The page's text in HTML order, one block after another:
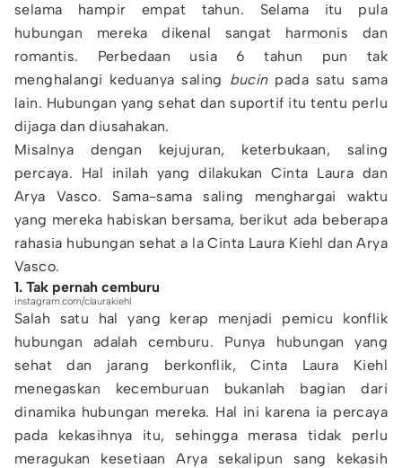
selama hampir empat tahun. Selama itu pula
hubungan mereka dikenal sangat harmonis dan
romantis. Perbedaan usia 6 tahun pun tak
menghalangi keduanya saling bucinpada satu sama
lain. Hubungan yang sehat dan suportif itu tentu perlu
dijaga dan diusahakan.
Misalnya dengan kejujuran, keterbukaan, saling
percaya. Hal inilah yang dilakukan Cinta Laura dan
Arya Vasco. Sama-sama saling menghargai waktu
yang mereka habiskan bersama, berikut ada beberapa
rahasia hubungan sehat a la Cinta Laura Kiehl dan Arya
Vasco.
1. Tak pernah cemburu
instagram.com/claurakiehl
Salah satu hal yang kerap menjadi pemicu konflik
hubungan adalah cemburu. Punya hubungan yang
sehat dan jarang berkonflik, Cinta Laura Kiehl
menegaskan kecemburuan bukanlah bagian dari
dinamika hubungan mereka. Hal ini karena ia percaya
pada kekasihnya itu, sehingga merasa tidak perlu
meragukan kesetiaan Arya sekalipun sang kekasih